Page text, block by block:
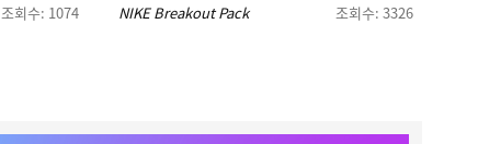
조회수: 1074 NIKE Breakout Pack 조회수: 3326